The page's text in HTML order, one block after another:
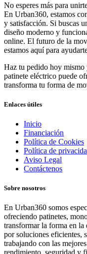
No esperes más para
En Urban360, estamos
y satisfacción. Si buscas
diseño moderno y
online. El futuro de la
estamos aquí para
Haz tu pedido hoy mismo
patinete eléctrico puede
transforma tu forma de
Enlaces útiles
Inicio
Financiación
Política de Cookies
Política de
Aviso Legal
Contáctenos
Sobre nosotros
En Urban360 somos
ofreciendo patinetes,
transformar la forma en la
por soluciones eficientes,
trabajando con las